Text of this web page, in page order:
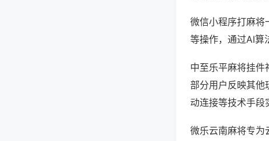
微信小程序打麻将
等操作，通过AI算
中至乐平麻将挂件
部分用户反映其他
动连接等技术手段
微乐云南麻将专为